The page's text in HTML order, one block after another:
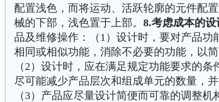
配置浅色，而将运动、活跃轮廓的元件配
械的下部，浅色置于上部。 8.考虑成本的
品及维修操作：（1）设计时，要对产品功
相同或相似功能，消除不必要的功能，以
（2）设计时，应在满足规定功能要求的
尽可能减少产品层次和组成单元的数量，
（3）产品应尽量设计简便而可靠的调整